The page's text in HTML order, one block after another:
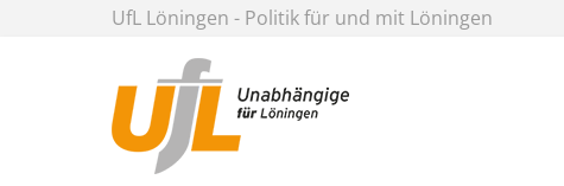
UfL Löningen - Politik für und mit Löningen